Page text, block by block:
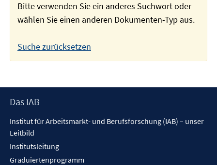
Bitte verwenden Sie ein anderes Suchwort oder
wählen Sie einen anderen Dokumenten-Typ aus.
Suche zurücksetzen
Footer
Das IAB
Institut für Arbeitsmarkt- und Berufsforschung (IAB) – unser
Leitbild
Institutsleitung
Graduiertenprogramm